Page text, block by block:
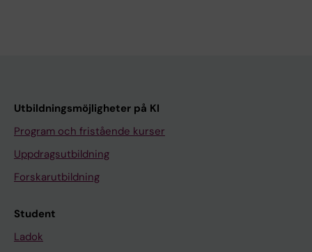
Utbildningsmöjligheter på KI
Program och fristående kurser
Uppdragsutbildning
Forskarutbildning
Student
Ladok